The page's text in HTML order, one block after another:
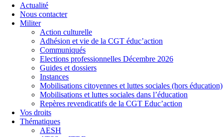
Actualité
Nous contacter
Militer
Action culturelle
Adhésion et vie de la CGT éduc’action
Communiqués
Elections professionnelles Décembre 2026
Guides et dossiers
Instances
Mobilisations citoyennes et luttes sociales (hors éducation)
Mobilisations et luttes sociales dans l’éducation
Repères revendicatifs de la CGT Educ’action
Vos droits
Thématiques
AESH